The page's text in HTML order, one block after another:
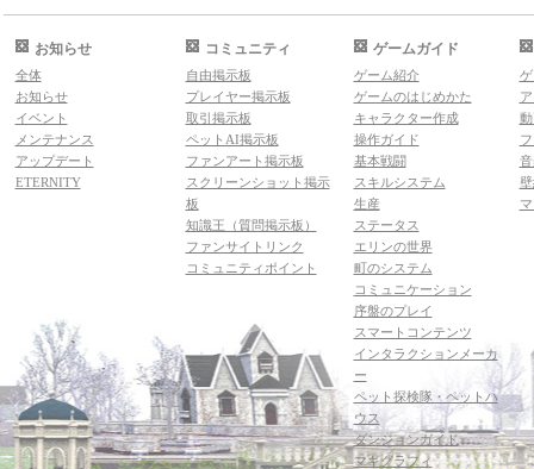
お知らせ
全体
お知らせ
イベント
メンテナンス
アップデート
ETERNITY
コミュニティ
自由掲示板
プレイヤー掲示板
取引掲示板
ペットAI掲示板
ファンアート掲示板
スクリーンショット掲示
板
知識王（質問掲示板）
ファンサイトリンク
コミュニティポイント
ゲームガイド
ゲーム紹介
ゲームのはじめかた
キャラクター作成
操作ガイド
基本戦闘
スキルシステム
生産
ステータス
エリンの世界
町のシステム
コミュニケーション
序盤のプレイ
スマートコンテンツ
インタラクションメーカ
ー
ペット探検隊・ペットハ
ウス
ダンジョンガイド
マギグラフィ